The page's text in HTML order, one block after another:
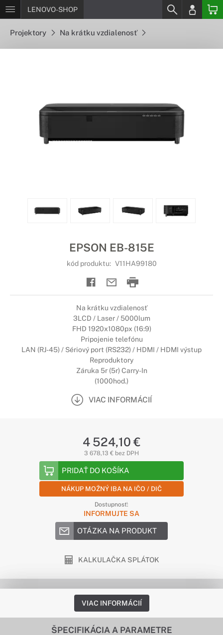
LENOVO-SHOP
Projektory Na krátku vzdialenosť
EPSON EB-815E
kód produktu: V11HA99180
Na krátku vzdialenosť
3LCD / Laser / 5000lum
FHD 1920x1080px (16:9)
Pripojenie telefónu
LAN (RJ-45) / Sériový port (RS232) / HDMI / HDMI výstup
Reproduktory
Záruka 5r (5r) Carry-In
(1000hod.)
VIAC INFORMÁCIÍ
4 524,10 €
3 678,13 € bez DPH
PRIDAŤ DO KOŠÍKA
NÁKUP MOŽNÝ IBA NA IČO / DIČ
Dostupnosť:
INFORMUJTE SA
OTÁZKA NA PRODUKT
KALKULAČKA SPLÁTOK
VIAC INFORMÁCIÍ
ŠPECIFIKÁCIA A PARAMETRE